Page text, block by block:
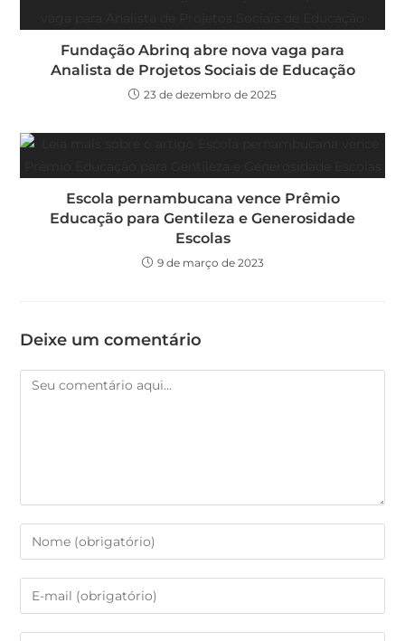
Fundação Abrinq abre nova vaga para
Analista de Projetos Sociais de Educação
23 de dezembro de 2025
Escola pernambucana vence Prêmio
Educação para Gentileza e Generosidade
Escolas
9 de março de 2023
Deixe um comentário